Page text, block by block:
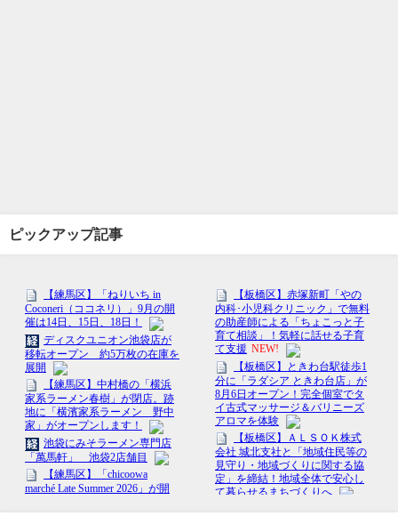
ピックアップ記事